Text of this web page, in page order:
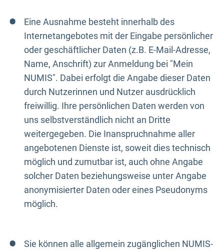
Eine Ausnahme besteht innerhalb des
Internetangebotes mit der Eingabe persönlicher
oder geschäftlicher Daten (z.B. E-Mail-Adresse,
Name, Anschrift) zur Anmeldung bei "Mein
NUMIS". Dabei erfolgt die Angabe dieser Daten
durch Nutzerinnen und Nutzer ausdrücklich
freiwillig. Ihre persönlichen Daten werden von
uns selbstverständlich nicht an Dritte
weitergegeben. Die Inanspruchnahme aller
angebotenen Dienste ist, soweit dies technisch
möglich und zumutbar ist, auch ohne Angabe
solcher Daten beziehungsweise unter Angabe
anonymisierter Daten oder eines Pseudonyms
möglich.
Sie können alle allgemein zugänglichen NUMIS-